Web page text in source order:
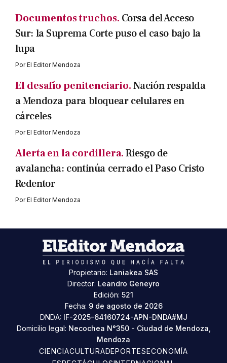
Documentos truchos. Corsa del Acceso
Sur: la Suprema Corte puso el caso bajo la
lupa
PorEl Editor Mendoza
El desafío penitenciario.Nación respalda
a Mendoza para bloquear celulares en
cárceles
PorEl Editor Mendoza
Alerta en la cordillera.Riesgo de
avalancha: continúa cerrado el Paso Cristo
Redentor
PorEl Editor Mendoza
Propietario: Laniakea SAS
Director: Leandro Geneyro
Edición: 521
Fecha: 9 de agosto de 2026
DNDA: IF-2025-64160724-APN-DNDA#MJ
Domicilio legal: Necochea N°350 - Ciudad de Mendoza,
Mendoza
CIENCIACULTURADEPORTESECONOMÍA